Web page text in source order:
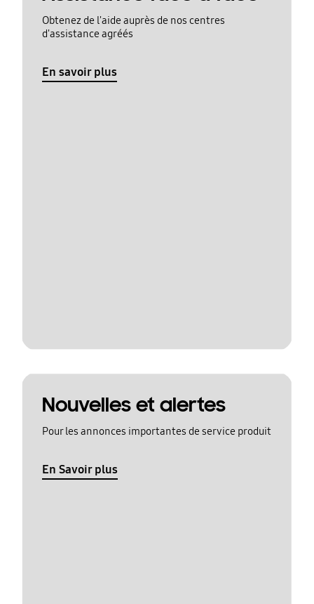
Obtenez de l'aide auprès de nos centres
d'assistance agréés
En savoir plus
Nouvelles et alertes
Pour les annonces importantes de service produit
En Savoir plus